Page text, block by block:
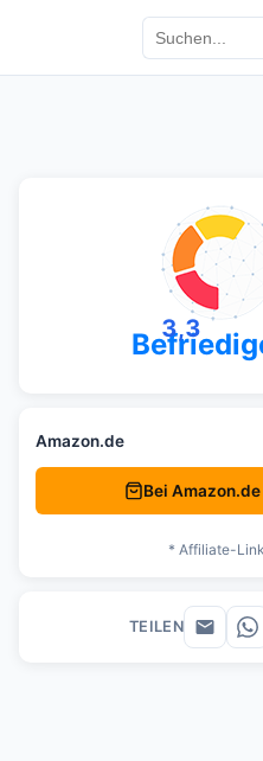
3,3
Amazon.de
Bei
* Affiliate-
TEILEN